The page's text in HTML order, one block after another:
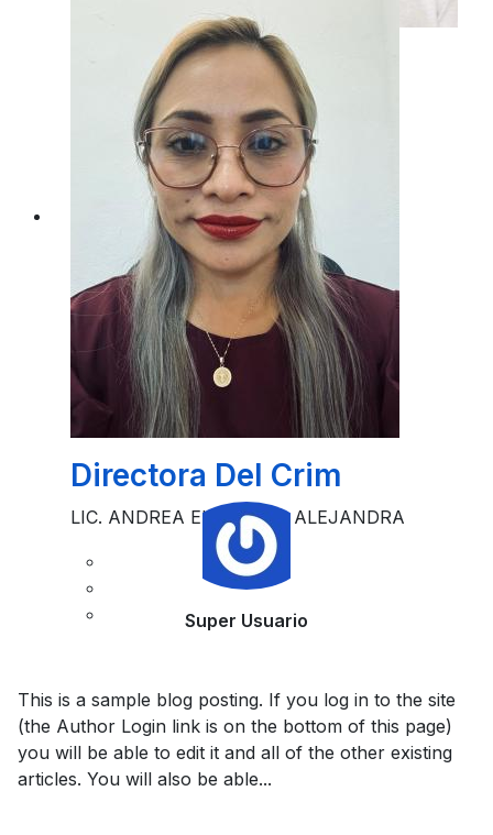
Director De Desarrollo
Economico
LIC. ESTEBAN DONALDO UC TEC
Directora Del Crim
LIC. ANDREA ELIDE DZIB ALEJANDRA
Super Usuario
This is a sample blog posting. If you log in to the site
(the Author Login link is on the bottom of this page)
you will be able to edit it and all of the other existing
articles. You will also be able...